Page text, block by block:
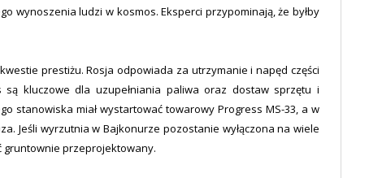
wynoszenia ludzi w kosmos. Eksperci przypominają, że byłby
prestiżu. Rosja odpowiada za utrzymanie i napęd części
są kluczowe dla uzupełniania paliwa oraz dostaw sprzętu i
stanowiska miał wystartować towarowy Progress MS-33, a w
Jeśli wyrzutnia w Bajkonurze pozostanie wyłączona na wiele
gruntownie przeprojektowany.